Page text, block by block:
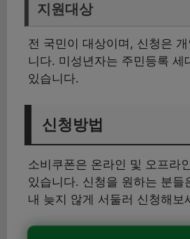
지원대상
전 국민이 대상이며, 신청은
니다. 미성년자는 주민등록 세
있습니다.
신청방법
소비쿠폰은 온라인 및 오프라
있습니다. 신청을 원하는 분들
내 늦지 않게 서둘러 신청해보